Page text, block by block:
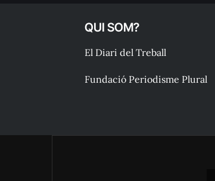
QUI SOM?
El Diari del Treball
Fundació Periodisme Plural